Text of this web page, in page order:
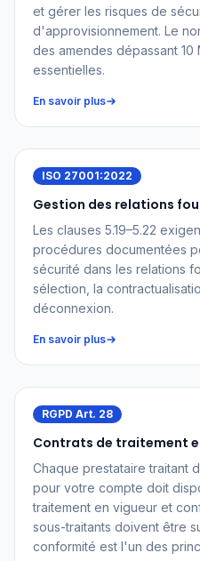
et gérer les risques de
d'approvisionnement. Le
des amendes dépassant
essentielles.
En savoir plus
ISO 27001:2022
Gestion des relations
Les clauses 5.19–5.22
procédures documentées
sécurité dans les relations
sélection, la
déconnexion.
En savoir plus
RGPD Art. 28
Contrats de traitement
Chaque prestataire traitant
pour votre compte doit
traitement en vigueur et
sous-traitants doivent être
conformité est l'un des